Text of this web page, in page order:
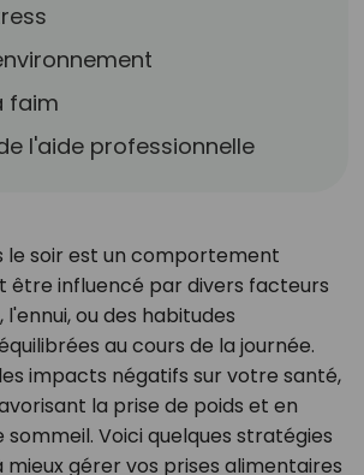
faim
l'aide professionnelle
le soir est un comportement
être influencé par divers facteurs
ou des habitudes
au cours de la journée.
impacts négatifs sur votre santé,
la prise de poids et en
Voici quelques stratégies
mieux gérer vos prises alimentaires